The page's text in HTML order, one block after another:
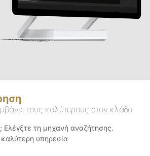
τους καλύτερους στον κλάδο
Ελέγξτε τη μηχανή αναζήτησης.
υπηρεσία